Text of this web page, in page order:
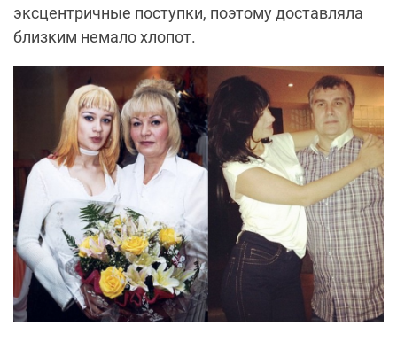
эксцентричные поступки, поэтому доставляла
близким немало хлопот.